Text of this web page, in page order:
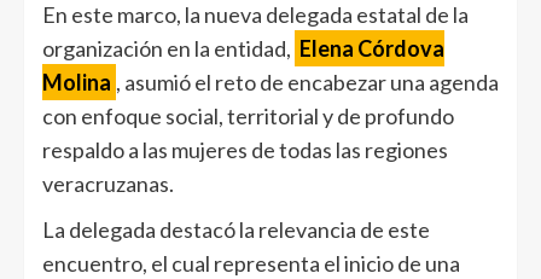
En este marco, la nueva delegada estatal de la
organización en la entidad, Elena Córdova
Molina , asumió el reto de encabezar una agenda
con enfoque social, territorial y de profundo
respaldo a las mujeres de todas las regiones
veracruzanas.
La delegada destacó la relevancia de este
encuentro, el cual representa el inicio de una